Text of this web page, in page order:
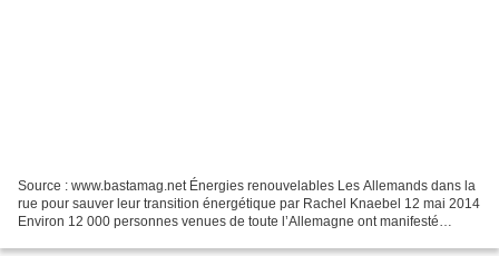
Source : www.bastamag.net Énergies renouvelables Les Allemands dans la
rue pour sauver leur transition énergétique par Rachel Knaebel 12 mai 2014
Environ 12 000 personnes venues de toute l’Allemagne ont manifesté